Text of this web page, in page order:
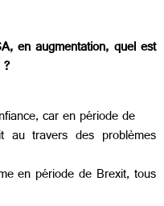
en augmentation, quel est
car en période de
au travers des problèmes
en période de Brexit, tous